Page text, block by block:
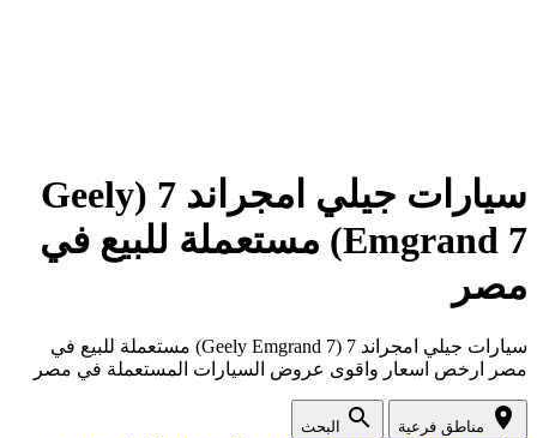
سيارات جيلي امجراند 7 (Geely
Emgrand 7) مستعملة للبيع في
مصر
سيارات جيلي امجراند 7 (Geely Emgrand 7) مستعملة للبيع في
مصر ارخص اسعار واقوى عروض السيارات المستعملة في مصر
location_on مناطق فرعية search البحث